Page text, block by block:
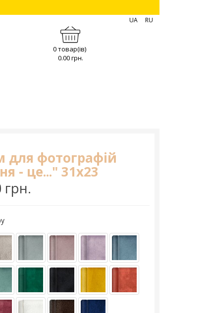
0 товар(ів)
0.00 грн.
UA RU
для фотографій
- це..." 31х23
грн.